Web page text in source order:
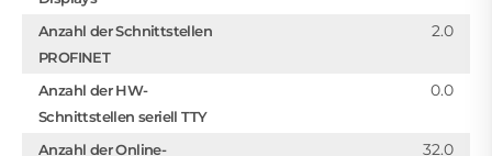
Anzahl der Schnittstellen
PROFINET
2.0
Anzahl der HW-
Schnittstellen seriell TTY
0.0
Anzahl der Online-
32.0